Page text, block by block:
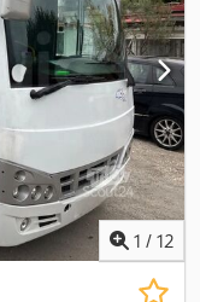
1 / 12